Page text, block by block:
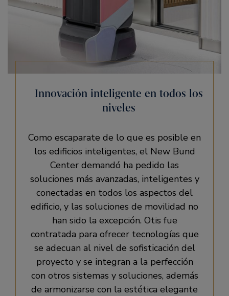
Innovación inteligente en todos los
niveles
Como escaparate de lo que es posible en
los edificios inteligentes, el New Bund
Center demandó ha pedido las
soluciones más avanzadas, inteligentes y
conectadas en todos los aspectos del
edificio, y las soluciones de movilidad no
han sido la excepción. Otis fue
contratada para ofrecer tecnologías que
se adecuan al nivel de sofisticación del
proyecto y se integran a la perfección
con otros sistemas y soluciones, además
de armonizarse con la estética elegante